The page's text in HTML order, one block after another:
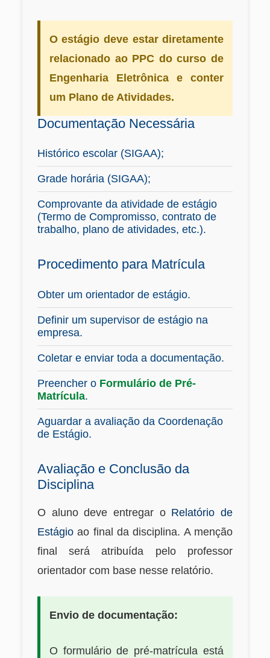
O estágio deve estar diretamente
relacionado ao PPC do curso de
Engenharia Eletrônica e conter
um Plano de Atividades.
Documentação Necessária
Histórico escolar (SIGAA);
Grade horária (SIGAA);
Comprovante da atividade de estágio
(Termo de Compromisso, contrato de
trabalho, plano de atividades, etc.).
Procedimento para Matrícula
Obter um orientador de estágio.
Definir um supervisor de estágio na
empresa.
Coletar e enviar toda a documentação.
Preencher o Formulário de Pré-
Matrícula.
Aguardar a avaliação da Coordenação
de Estágio.
Avaliação e Conclusão da
Disciplina
O aluno deve entregar o Relatório de
Estágioao final da disciplina. A menção
final será atribuída pelo professor
orientador com base nesse relatório.
Envio de documentação:
O formulário de pré-matrícula está